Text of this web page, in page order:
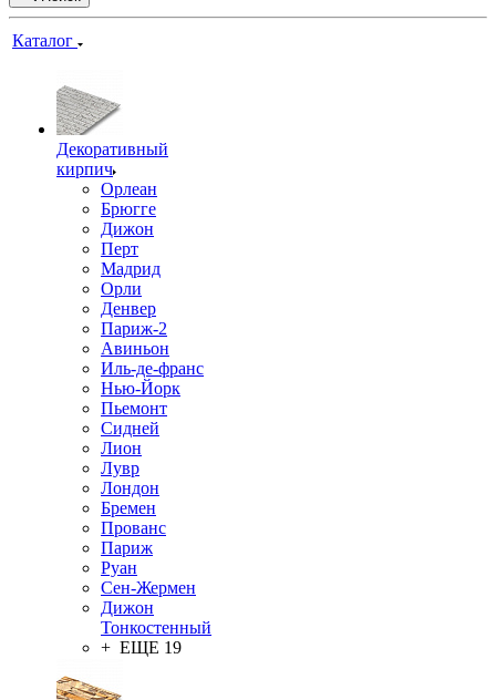
Каталог
Декоративный
кирпич
Орлеан
Брюгге
Дижон
Перт
Мадрид
Орли
Денвер
Париж-2
Авиньон
Иль-де-франс
Нью-Йорк
Пьемонт
Сидней
Лион
Лувр
Лондон
Бремен
Прованс
Париж
Руан
Сен-Жермен
Дижон
Тонкостенный
+ ЕЩЕ 19